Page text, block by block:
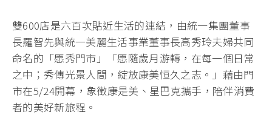
雙600店是六百次貼近生活的連結，由統一集團董事
長羅智先與統一美麗生活事業董事長高秀玲夫婦共同
命名的「愿秀門市」「愿隨歲月游轉，在每一個日常
之中；秀傳光景人間，綻放康美恒久之志。」藉由門
市在5/24開幕，象徵康是美、星巴克攜手，陪伴消費
者的美好新旅程。